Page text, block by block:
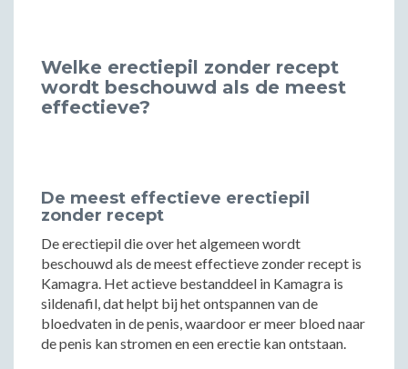
Welke erectiepil zonder recept
wordt beschouwd als de meest
effectieve?
De meest effectieve erectiepil
zonder recept
De erectiepil die over het algemeen wordt
beschouwd als de meest effectieve zonder recept is
Kamagra. Het actieve bestanddeel in Kamagra is
sildenafil, dat helpt bij het ontspannen van de
bloedvaten in de penis, waardoor er meer bloed naar
de penis kan stromen en een erectie kan ontstaan.